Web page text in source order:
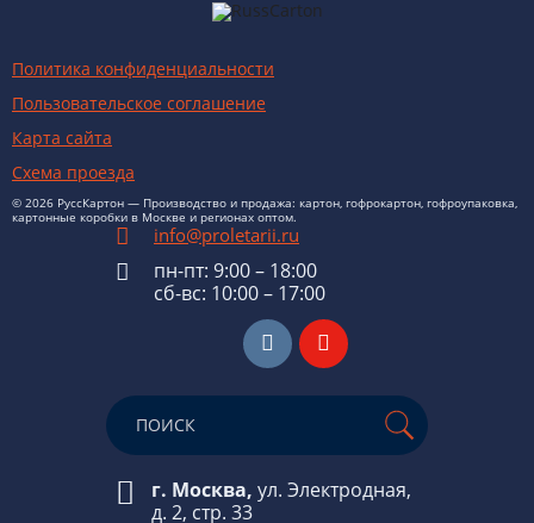
Политика конфиденциальности
Пользовательское соглашение
Карта сайта
Схема проезда
© 2026 РуссКартон — Производство и продажа: картон, гофрокартон, гофроупаковка,
картонные коробки в Москве и регионах оптом.
info@proletarii.ru
пн-пт: 9:00 – 18:00
сб-вс: 10:00 – 17:00
г. Москва, ул. Электродная,
д. 2, стр. 33